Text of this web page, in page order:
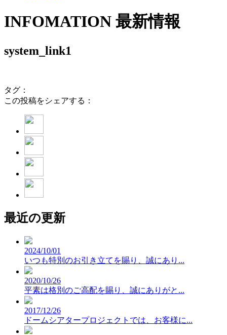
INFOMATION 最新情報
system_link1
タグ：
この投稿をシェアする：
最近の更新
2024/10/01
いつも特別のお引き立てを賜り、誠にあり...
2020/10/26
平素は格別のご高配を賜り、誠にありがと...
2017/12/26
ドームシアタープロジェクトでは、お客様に...